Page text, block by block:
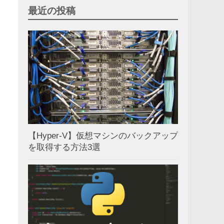
最近の投稿
【Hyper-V】仮想マシンのバックアップ
を取得する方法3選